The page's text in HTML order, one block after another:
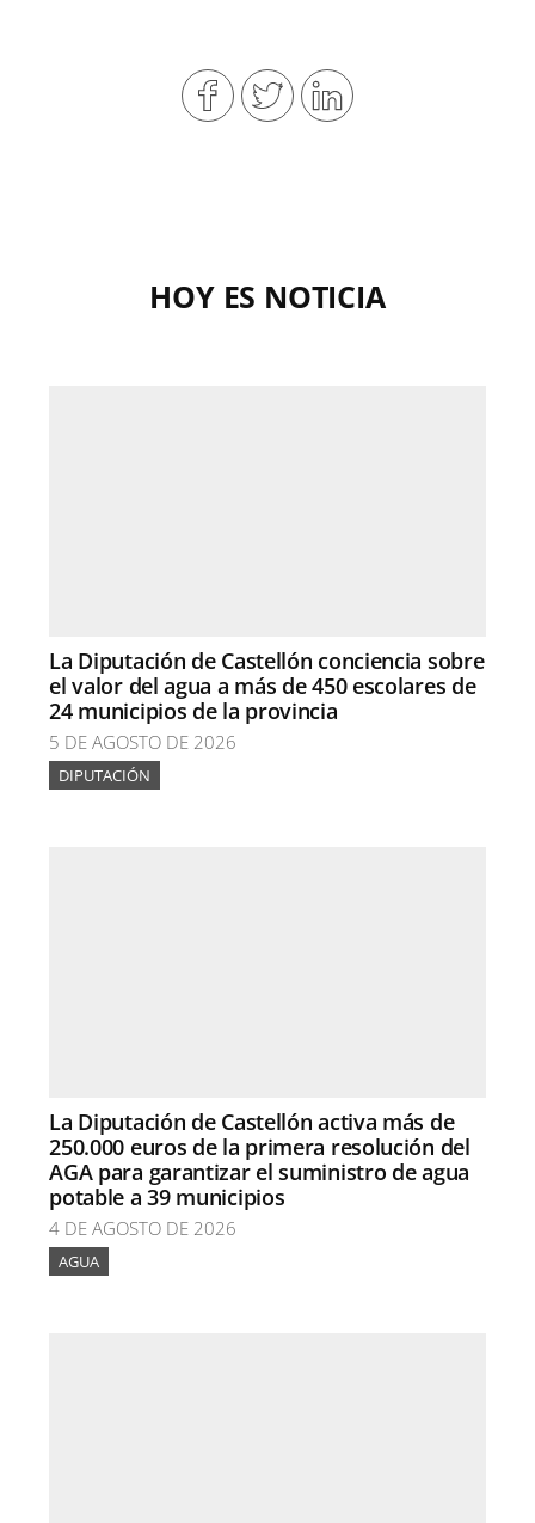
HOY ES NOTICIA
La Diputación de Castellón conciencia sobre
el valor del agua a más de 450 escolares de
24 municipios de la provincia
5 DE AGOSTO DE 2026
DIPUTACIÓN
La Diputación de Castellón activa más de
250.000 euros de la primera resolución del
AGA para garantizar el suministro de agua
potable a 39 municipios
4 DE AGOSTO DE 2026
AGUA